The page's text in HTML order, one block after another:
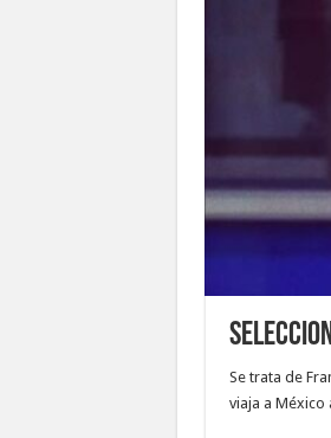
Se trata de
viaja a México